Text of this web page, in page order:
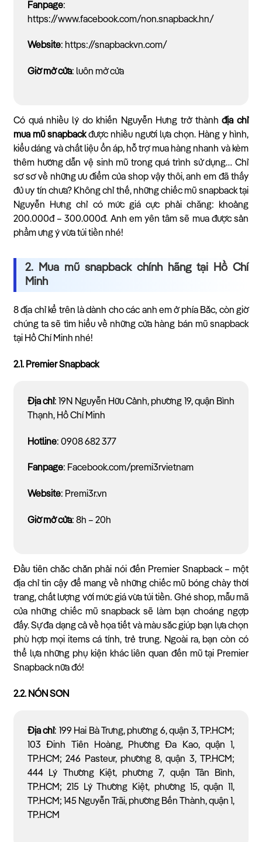
Fanpage:
https://www.facebook.com/non.snapback.hn/
Website: https://snapbackvn.com/
Giờ mở cửa: luôn mở cửa
Có quá nhiều lý do khiến Nguyễn Hưng trở thànhđịa chỉ
mua mũ snapbackđược nhiều người lựa chọn. Hàng y hình,
kiểu dáng và chất liệu ổn áp, hỗ trợ mua hàng nhanh và kèm
thêm hướng dẫn vệ sinh mũ trong quá trình sử dụng… Chỉ
sơ sơ về những ưu điểm của shop vậy thôi, anh em đã thấy
đủ uy tín chưa? Không chỉ thế, những chiếc mũ snapback tại
Nguyễn Hưng chỉ có mức giá cực phải chăng: khoảng
200.000đ – 300.000đ. Anh em yên tâm sẽ mua được sản
phẩm ưng ý vừa túi tiền nhé!
2. Mua mũ snapback chính hãng tại Hồ Chí
Minh
8 địa chỉ kể trên là dành cho các anh em ở phía Bắc, còn giờ
chúng ta sẽ tìm hiểu về những cửa hàng bán mũ snapback
tại Hồ Chí Minh nhé!
2.1. Premier Snapback
Địa chỉ: 19N Nguyễn Hữu Cảnh, phường 19, quận Bình
Thạnh, Hồ Chí Minh
Hotline: 0908 682 377
Fanpage: Facebook.com/premi3rvietnam
Website: Premi3r.vn
Giờ mở cửa: 8h – 20h
Đầu tiên chắc chắn phải nói đến Premier Snapback – một
địa chỉ tin cậy để mang về những chiếc mũ bóng chày thời
trang, chất lượng với mức giá vừa túi tiền. Ghé shop, mẫu mã
của những chiếc mũ snapback sẽ làm bạn choáng ngợp
đấy. Sự đa dạng cả về họa tiết và màu sắc giúp bạn lựa chọn
phù hợp mọi items cá tính, trẻ trung. Ngoài ra, bạn còn có
thể lựa những phụ kiện khác liên quan đến mũ tại Premier
Snapback nữa đó!
2.2. NÓN SƠN
Địa chỉ: 199 Hai Bà Trưng, phường 6, quận 3, TP.HCM;
103 Đinh Tiên Hoàng, Phường Đa Kao, quận 1,
TP.HCM; 246 Pasteur, phường 8, quận 3, TP.HCM;
444 Lý Thường Kiệt, phường 7, quận Tân Bình,
TP.HCM; 215 Lý Thường Kiệt, phường 15, quận 11,
TP.HCM; 145 Nguyễn Trãi, phường Bến Thành, quận 1,
TP.HCM